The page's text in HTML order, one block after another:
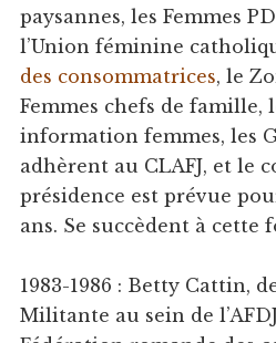
paysannes, les Femmes
l’Union féminine
des consommatrices, le
Femmes chefs de famille,
information femmes, les
adhèrent au CLAFJ, et le
présidence est prévue
ans. Se succèdent à cette
1983-1986 : Betty Cattin,
Militante au sein de